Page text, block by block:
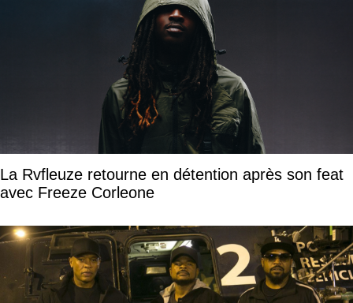
La Rvfleuze retourne en détention après son feat
avec Freeze Corleone